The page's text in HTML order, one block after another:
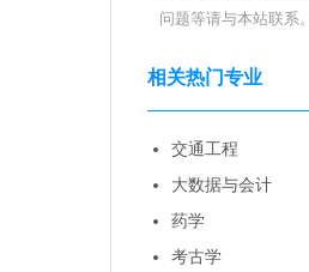
问题等请与本站联系
相关热门专业
交通工程
大数据与会计
药学
考古学